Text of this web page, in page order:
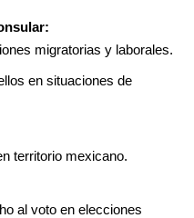
migratorias y laborales.
en situaciones de
territorio mexicano.
al voto en elecciones